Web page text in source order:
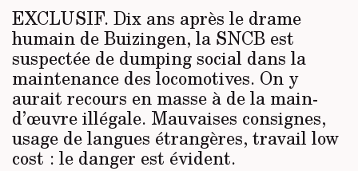
EXCLUSIF. Dix ans après le drame
humain de Buizingen, la SNCB est
suspectée de dumping social dans la
maintenance des locomotives. On y
aurait recours en masse à de la main-
d’œuvre illégale. Mauvaises consignes,
usage de langues étrangères, travail low
cost : le danger est évident.